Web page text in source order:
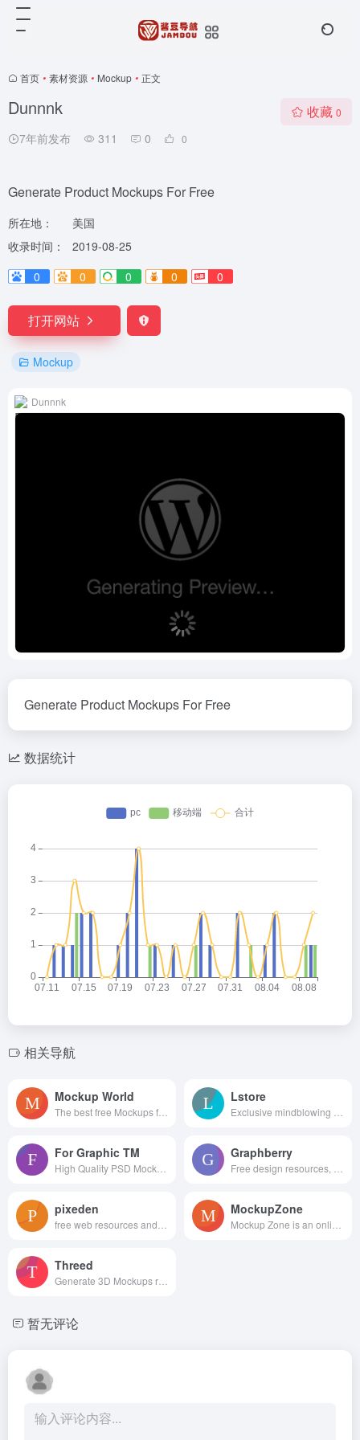
首页 • 素材资源 • Mockup • 正文
Dunnnk
7年前发布 311 0 0
收藏 0
Generate Product Mockups For Free
所在地：
美国
收录时间：
2019-08-25
0
0 0 0 0
打开网站
Mockup
Dunnnk
Generate Product Mockups For Free
数据统计
相关导航
Mockup World Lstore
For Graphic TM Graphberry
pixeden MockupZone
Threed
暂无评论